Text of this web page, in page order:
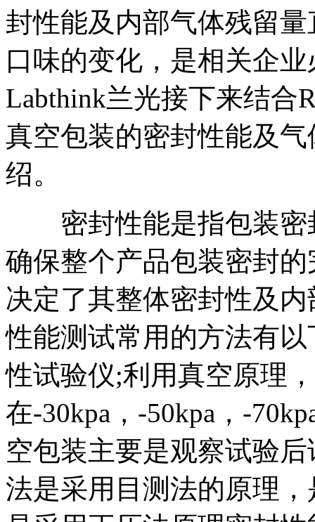
封性能及内部气体残留
口味的变化，是相关企
Labthink兰光接下来结合
真空包装的密封性能及
绍。
密封性能是指包装密
确保整个产品包装密封
决定了其整体密封性及
性能测试常用的方法有
性试验仪;利用真空原理
在-30kpa，-50kpa，-
空包装主要是观察试验
法是采用目测法的原理